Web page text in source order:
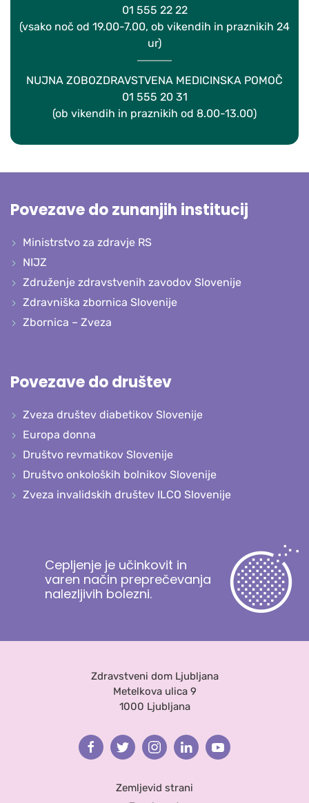
01 555 22 22
(vsako noč od 19.00-7.00, ob vikendih in praznikih 24
ur)
NUJNA ZOBOZDRAVSTVENA MEDICINSKA POMOČ
01 555 20 31
(ob vikendih in praznikih od 8.00-13.00)
Povezave do zunanjih institucij
Ministrstvo za zdravje RS
NIJZ
Združenje zdravstvenih zavodov Slovenije
Zdravniška zbornica Slovenije
Zbornica – Zveza
Povezave do društev
Zveza društev diabetikov Slovenije
Europa donna
Društvo revmatikov Slovenije
Društvo onkoloških bolnikov Slovenije
Zveza invalidskih društev ILCO Slovenije
Cepljenje je učinkovit in
varen način preprečevanja
nalezljivih bolezni.
Zdravstveni dom Ljubljana
Metelkova ulica 9
1000 Ljubljana
FacebookTwitterInstagramLinkedinYoutube
Zemljevid strani